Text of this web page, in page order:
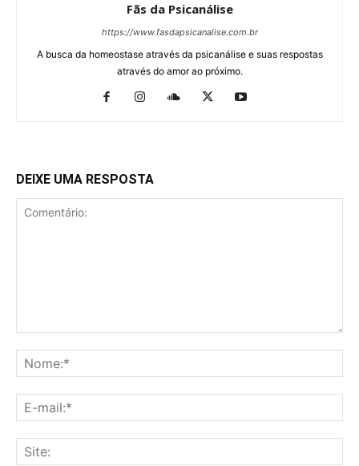
Fãs da Psicanálise
https://www.fasdapsicanalise.com.br
A busca da homeostase através da psicanálise e suas respostas
através do amor ao próximo.
DEIXE UMA RESPOSTA